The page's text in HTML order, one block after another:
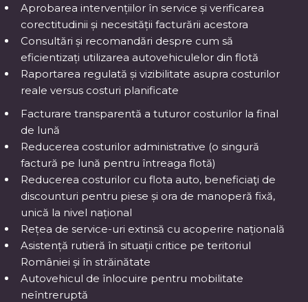
Aprobarea intervențiilor în service și verificarea
corectitudinii și necesității facturării acestora
Consultări și recomandări despre cum să
eficientizați utilizarea autovehiculelor din flotă
Raportarea regulată și vizibilitate asupra costurilor
reale versus costuri planificate
Facturare transparentă a tuturor costurilor la final
de lună
Reducerea costurilor administrative (o singură
factură pe lună pentru întreaga flotă)
Reducerea costurilor cu flota auto, beneficiaţi de
discounturi pentru piese și ora de manoperă fixă,
unică la nivel național
Rețea de service-uri extinsă cu acoperire națională
Asistență rutieră în situații critice pe teritoriul
României și în străinătate
Autovehicul de înlocuire pentru mobilitate
neîntreruptă